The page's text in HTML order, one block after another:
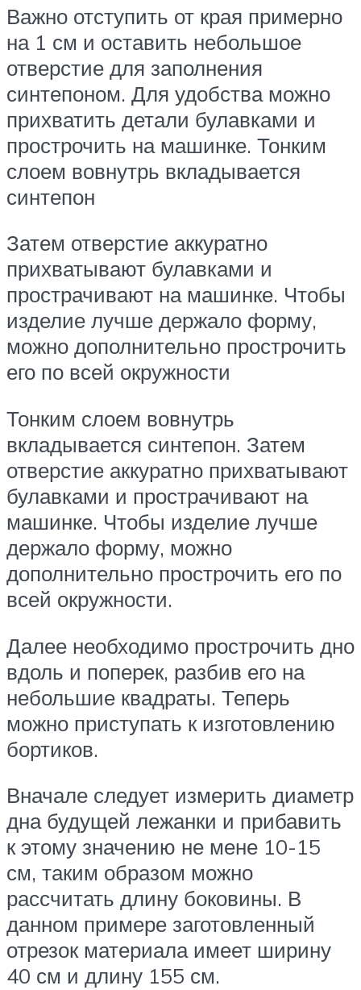
Важно отступить от края примерно
на 1 см и оставить небольшое
отверстие для заполнения
синтепоном. Для удобства можно
прихватить детали булавками и
прострочить на машинке. Тонким
слоем вовнутрь вкладывается
синтепон
Затем отверстие аккуратно
прихватывают булавками и
прострачивают на машинке. Чтобы
изделие лучше держало форму,
можно дополнительно прострочить
его по всей окружности
Тонким слоем вовнутрь
вкладывается синтепон. Затем
отверстие аккуратно прихватывают
булавками и прострачивают на
машинке. Чтобы изделие лучше
держало форму, можно
дополнительно прострочить его по
всей окружности.
Далее необходимо прострочить дно
вдоль и поперек, разбив его на
небольшие квадраты. Теперь
можно приступать к изготовлению
бортиков.
Вначале следует измерить диаметр
дна будущей лежанки и прибавить
к этому значению не мене 10-15
см, таким образом можно
рассчитать длину боковины. В
данном примере заготовленный
отрезок материала имеет ширину
40 см и длину 155 см.